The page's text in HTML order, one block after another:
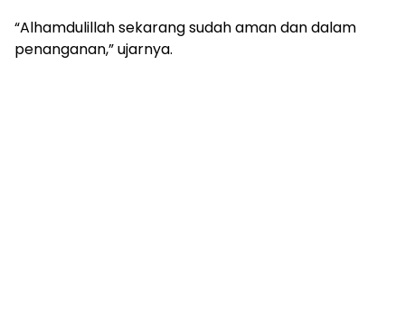
“Alhamdulillah sekarang sudah aman dan dalam
penanganan,” ujarnya.